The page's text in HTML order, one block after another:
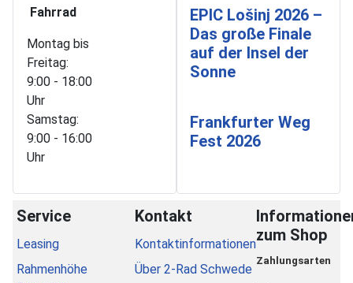
Fahrrad
Montag bis
Freitag:
9:00 - 18:00
Uhr
Samstag:
9:00 - 16:00
Uhr
EPIC Lošinj 2026 –
Das große Finale
auf der Insel der
Sonne
Frankfurter Weg
Fest 2026
Service
Leasing
Rahmenhöhe
Kontakt
Kontaktinformationen
Über 2-Rad Schwede
zum Shop
Zahlungsarten